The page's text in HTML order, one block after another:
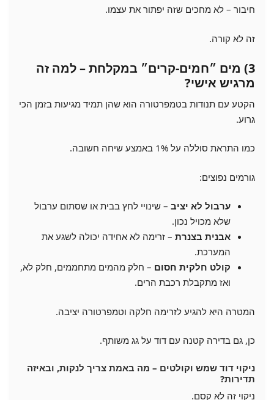
חיבור – לא מחכים שזה יפתור את עצמו.
זה לא קורה.
3) מים ״חמים-קרים״ במקלחת – למה זה
מרגיש אישי?
הקטע עם תנודות בטמפרטורה הוא שהן תמיד מגיעות בזמן הכי
גרוע.
כמו התראת סוללה על 1% באמצע שיחה חשובה.
גורמים נפוצים:
ערבול לא יציב – שינויי לחץ בבית או שסתום ערבול
שלא מכויל נכון.
אבנית בצנרת – זרימה לא אחידה יכולה לשגע את
המערכת.
קולט חלקית חסום – חלק מהמים מתחממים, חלק לא,
ואז מתקבלת רכבת הרים.
המטרה היא להגיע לזרימה חלקה וטמפרטורה יציבה.
כן, גם בדירה קטנה עם דוד על גג משותף.
ניקוי דוד שמש וקולטים – מה באמת צריך לנקות, ובאיזה
תדירות?
ניקוי זה לא קסם.